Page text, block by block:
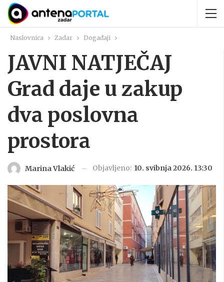
Naslovnica Zadar Događaji
JAVNI NATJEČAJ
Grad daje u zakup
dva poslovna
prostora
Marina Vlakić Objavljeno: 10. svibnja 2026. 13:30